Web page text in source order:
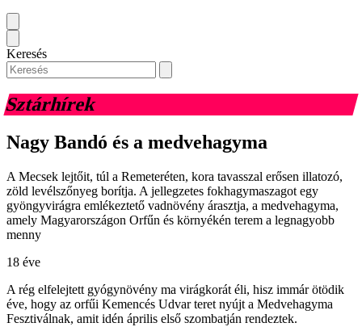
Keresés
Sztárhírek
Nagy Bandó és a medvehagyma
A Mecsek lejtőit, túl a Remeteréten, kora tavasszal erősen illatozó,
zöld levélszőnyeg borítja. A jellegzetes fokhagymaszagot egy
gyöngyvirágra emlékeztető vadnövény árasztja, a medvehagyma,
amely Magyarországon Orfűn és környékén terem a legnagyobb
menny
18 éve
A rég elfelejtett gyógynövény ma virágkorát éli, hisz immár ötödik
éve, hogy az orfűi Kemencés Udvar teret nyújt a Medvehagyma
Fesztiválnak, amit idén április első szombatján rendeztek.